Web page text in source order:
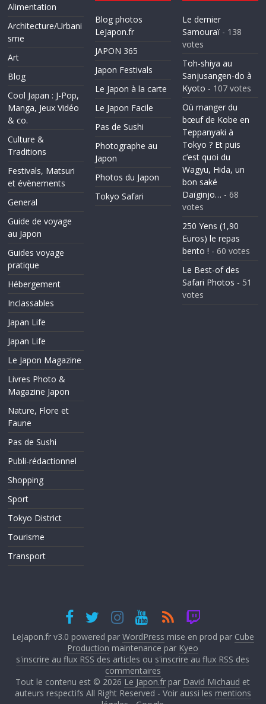
Alimentation
Architecture/Urbani
sme
Art
Blog
Cool Japan : J-Pop,
Manga, Jeux Vidéo
& co.
Culture &
Traditions
Festivals, Matsuri
et évènements
General
Guide de voyage
au Japon
Guides voyage
pratique
Hébergement
Inclassables
Japan Life
Japan Life
Le Japon Magazine
Livres Photo &
Magazine Japon
Nature, Flore et
Faune
Pas de Sushi
Publi-rédactionnel
Shopping
Sport
Tokyo District
Tourisme
Transport
Blog photos
LeJapon.fr
JAPON 365
Japon Festivals
Le Japon à la carte
Le Japon Facile
Pas de Sushi
Photographe au
Japon
Photos du Japon
Tokyo Safari
Le dernier
Samouraï- 138
votes
Toh-shiya au
Sanjusangen-do à
Kyoto - 107 votes
Où manger du
bœuf de Kobe en
Teppanyaki à
Tokyo ? Et puis
c’est quoi du
Wagyu, Hida, un
bon saké
Daïginjo… - 68
votes
250 Yens (1,90
Euros) le repas
bento ! - 60 votes
Le Best-of des
Safari Photos - 51
votes
LeJapon.fr v3.0 powered par WordPress mise en prod par Cube
Production maintenance par Kyeo
s'inscrire au flux RSS des articles ou s'inscrire au flux RSS des
commentaires
Tout le contenu est © 2026 Le Japon.fr par David Michaud et
auteurs respectifs All Right Reserved - Voir aussi les mentions